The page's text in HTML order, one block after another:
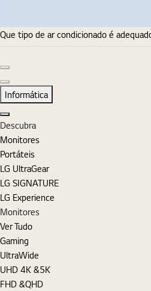
Que tipo de ar condicionado é
Diapositivo seguinte
Informática
Fechar
Descubra
Monitores
Portáteis
LG UltraGear
LG SIGNATURE
LG Experience
Monitores
Ver Tudo
Gaming
UltraWide
UHD 4K &5K
FHD &QHD